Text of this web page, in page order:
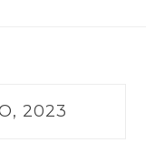
2023